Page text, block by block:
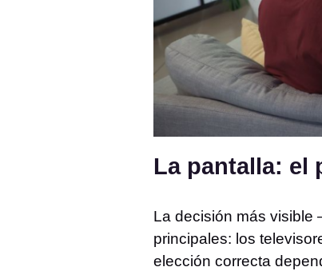
La pantalla: el
La decisión más
principales: los
elección correcta